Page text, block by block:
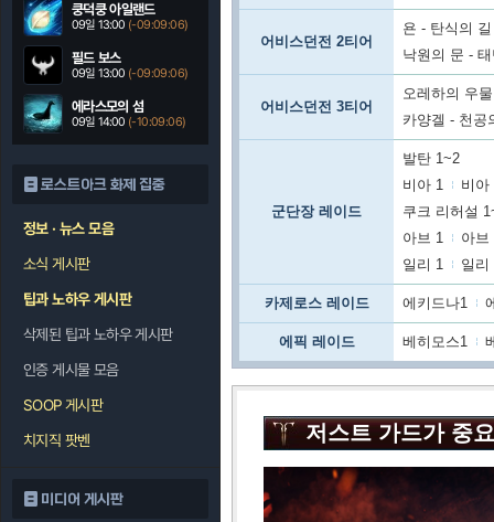
쿵덕쿵 아일랜드
09일 13:00 (-09:09:00)
필드 보스
09일 13:00 (-09:09:00)
에라스모의 섬
09일 14:00 (-10:09:00)
로스트아크 화제 집중
정보 · 뉴스 모음
소식 게시판
팁과 노하우 게시판
삭제된 팁과 노하우 게시판
인증 게시물 모음
SOOP 게시판
치지직 팟벤
미디어 게시판
어비스던전 2티어
욘 - 탄식의 길
낙원의 문 -
어비스던전 3티어
오레하의 우
카양겔 - 천공
군단장 레이드
발탄 1~2
비아 1
비아
쿠크 리허설
아브 1
아브
일리 1
일리
카제로스 레이드 에키드나1
에픽 레이드 베히모스1
저스트 가드가 중